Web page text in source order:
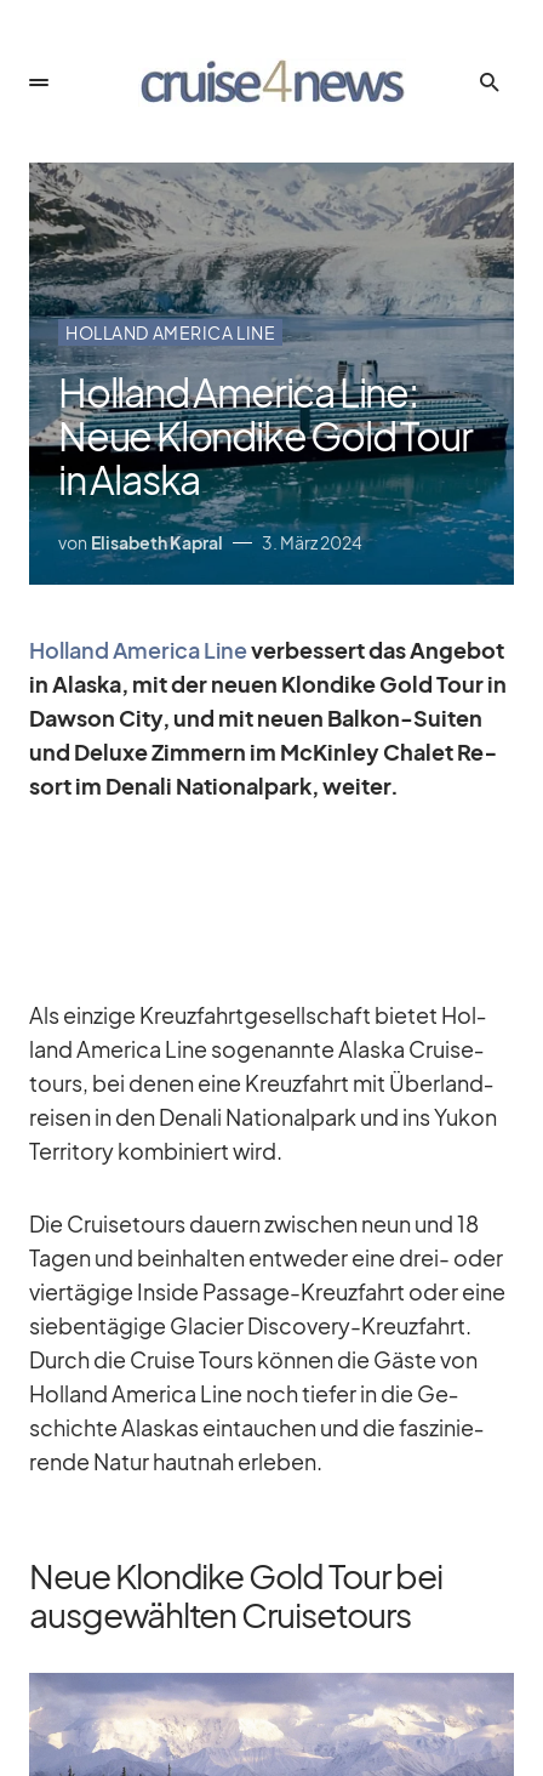
HOLLAND AMERICA LINE
Holland America Line:
Neue Klondike Gold Tour
in Alaska
von Elisabeth Kapral 3. März 2024
Hol­land Ame­rica Linever­bes­sert das An­ge­bot
in Alaska, mit der neuen Klon­dike Gold Tour in
Daw­son City, und mit neuen Bal­kon-Sui­ten
und De­luxe Zim­mern im McKin­ley Cha­let Re­
sort im De­nali Na­tio­nal­park, wei­ter.
Als ein­zige Kreuz­fahrt­ge­sell­schaft bie­tet Hol­
land Ame­rica Line so­ge­nannte Alaska Crui­se­
tours, bei de­nen eine Kreuz­fahrt mit Über­land­
rei­sen in den De­nali Na­tio­nal­park und ins Yu­kon
Ter­ri­tory kom­bi­niert wird.
Die Crui­se­tours dau­ern zwi­schen neun und 18
Ta­gen und be­inhal­ten ent­we­der eine drei- oder
vier­tä­gige In­side Pas­sage-Kreuz­fahrt oder eine
sie­ben­tä­gige Gla­cier Dis­co­very-Kreuz­fahrt.
Durch die Cruise Tours kön­nen die Gäste von
Hol­land Ame­rica Line noch tie­fer in die Ge­
schichte Alas­kas ein­tau­chen und die fas­zi­nie­
rende Na­tur haut­nah er­le­ben.
Neue Klondike Gold Tour bei
ausgewählten Cruisetours